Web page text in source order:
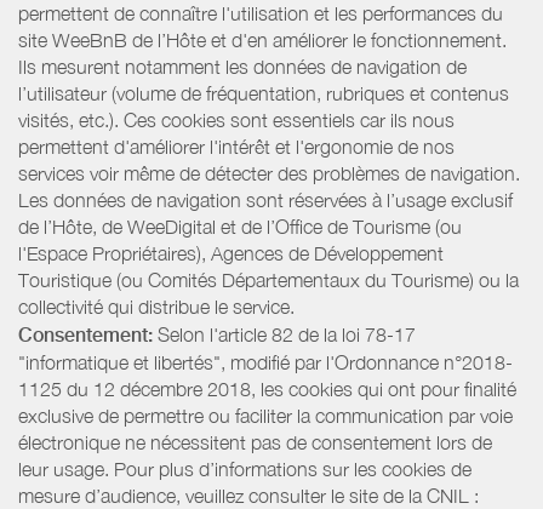
permettent de connaître l'utilisation et les performances du
site WeeBnB de l’Hôte et d'en améliorer le fonctionnement.
Ils mesurent notamment les données de navigation de
l’utilisateur (volume de fréquentation, rubriques et contenus
visités, etc.). Ces cookies sont essentiels car ils nous
permettent d'améliorer l'intérêt et l'ergonomie de nos
services voir même de détecter des problèmes de navigation.
Les données de navigation sont réservées à l’usage exclusif
de l’Hôte, de WeeDigital et de l’Office de Tourisme (ou
l'Espace Propriétaires), Agences de Développement
Touristique (ou Comités Départementaux du Tourisme) ou la
collectivité qui distribue le service.
Consentement: Selon l'article 82 de la loi 78-17
"informatique et libertés", modifié par l'Ordonnance n°2018-
1125 du 12 décembre 2018, les cookies qui ont pour finalité
exclusive de permettre ou faciliter la communication par voie
électronique ne nécessitent pas de consentement lors de
leur usage. Pour plus d’informations sur les cookies de
mesure d’audience, veuillez consulter le site de la CNIL :